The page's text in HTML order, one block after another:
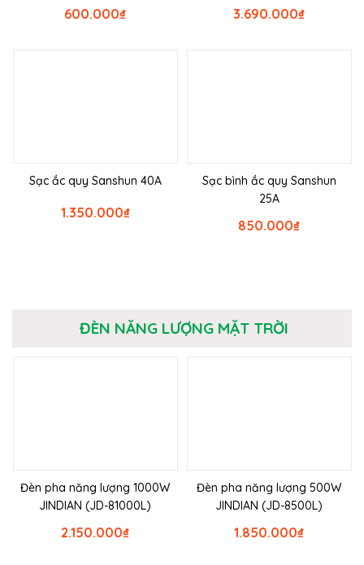
₫
600.000 ₫
3.690.000
Sạc ắc quy Sanshun 40A
₫
1.350.000
Sạc bình ắc quy Sanshun
25A
₫
850.000
ĐÈN NĂNG LƯỢNG MẶT TRỜI
Đèn pha năng lượng 1000W
JINDIAN (JD-81000L)
₫
2.150.000
Đèn pha năng lượng 500W
JINDIAN (JD-8500L)
₫
1.850.000